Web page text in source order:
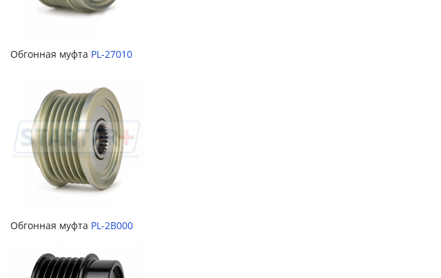
Обгонная муфта PL-27010
Обгонная муфта PL-2B000